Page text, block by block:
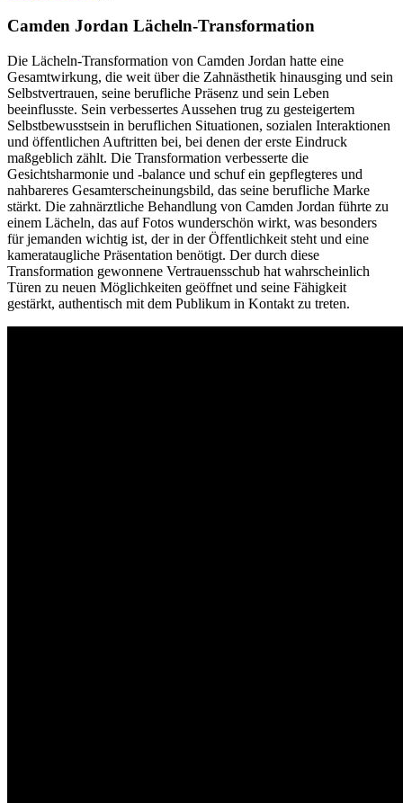
Camden Jordan Lächeln-Transformation
Die Lächeln-Transformation von Camden Jordan hatte eine
Gesamtwirkung, die weit über die Zahnästhetik hinausging und sein
Selbstvertrauen, seine berufliche Präsenz und sein Leben
beeinflusste. Sein verbessertes Aussehen trug zu gesteigertem
Selbstbewusstsein in beruflichen Situationen, sozialen Interaktionen
und öffentlichen Auftritten bei, bei denen der erste Eindruck
maßgeblich zählt. Die Transformation verbesserte die
Gesichtsharmonie und -balance und schuf ein gepflegteres und
nahbareres Gesamterscheinungsbild, das seine berufliche Marke
stärkt. Die zahnärztliche Behandlung von Camden Jordan führte zu
einem Lächeln, das auf Fotos wunderschön wirkt, was besonders
für jemanden wichtig ist, der in der Öffentlichkeit steht und eine
kamerataugliche Präsentation benötigt. Der durch diese
Transformation gewonnene Vertrauensschub hat wahrscheinlich
Türen zu neuen Möglichkeiten geöffnet und seine Fähigkeit
gestärkt, authentisch mit dem Publikum in Kontakt zu treten.